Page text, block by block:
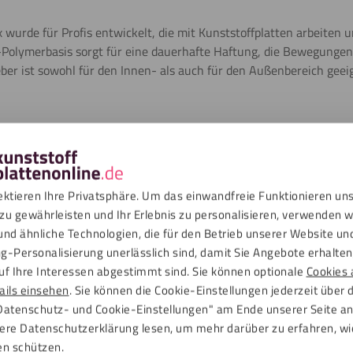
Ihre Privatsphäre. Um das einwandfreie Funktionieren
gewährleisten und Ihr Erlebnis zu personalisieren, verwenden
ähnliche Technologien, die für den Betrieb unserer Website
Personalisierung unerlässlich sind, damit Sie Angebote
Ihre Interessen abgestimmt sind. Sie können optionaleCookies
einsehen. Sie können die Cookie-Einstellungen jederzeit über
und Cookie-Einstellungen" am Ende unserer Seite
Datenschutzerklärung lesen, um mehr darüber zu erfahren,
schützen.
wurde für Profis entwickelt, die mit Kunststoffplatten arbeiten
sorgt für eine dauerhafte Haftung, die
ist sowohl für den Innen- als auch für den Außenbereich
von Fixxerss Acrylic / PC Super Fixx
klebst du Acrylat und Polycarbonat schnell und kontrolliert.
richtige Vorbehandlung wichtig.
sauber, trocken und fettfrei sind.
mit Fixxerss IPA Bonding Cleaner.
in Streifen oder Punkten auf.
High-Tack-Formel sorgt für sofortigen Halt.
Temperatur zwischen 5°C und 35°C.
bei Bedarf Fixxerss Multi-Primer Professional und bei